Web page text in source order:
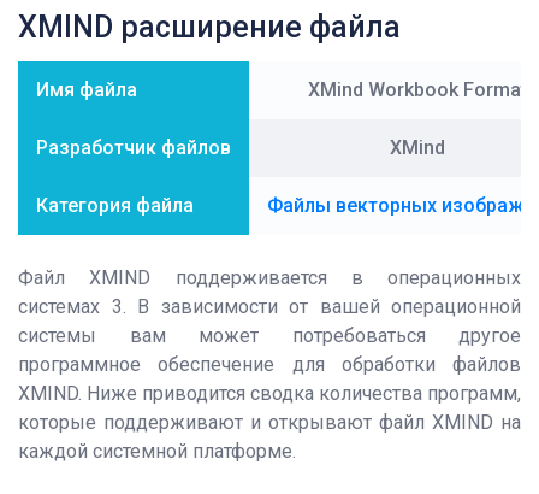
XMIND расширение файла
Имя файла XMind Workbook Format
Разработчик файлов XMind
Категория файла Файлы векторных
Файл XMIND поддерживается в операционных
системах 3. В зависимости от вашей операционной
системы вам может потребоваться другое
программное обеспечение для обработки файлов
XMIND. Ниже приводится сводка количества программ,
которые поддерживают и открывают файл XMIND на
каждой системной платформе.